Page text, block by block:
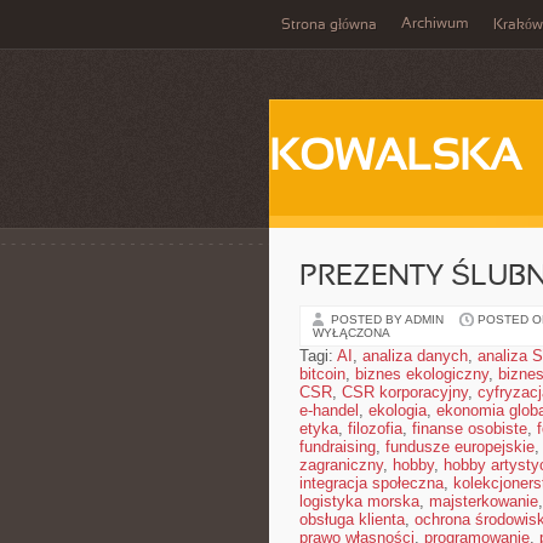
Strona główna Archiwum Kraków
KOWALSKA
PREZENTY
POSTED BY ADMIN POSTED
WYŁĄCZONA
Tagi: AI , analiza danych, analiza
bitcoin, biznes ekologiczny,
CSR, CSR korporacyjny,
e-handel , ekologia, ekonomia
etyka, filozofia, finanse osobiste,
fundraising, fundusze europejskie,
zagraniczny, hobby, hobby
integracja społeczna,
logistyka morska, majsterkowanie,
obsługa klienta, ochrona
prawo własności, programowanie,